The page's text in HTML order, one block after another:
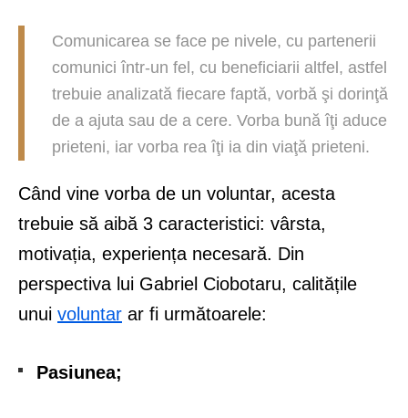
Comunicarea se face pe nivele, cu partenerii
comunici într-un fel, cu beneficiarii altfel, astfel
trebuie analizată fiecare faptă, vorbă şi dorinţă
de a ajuta sau de a cere. Vorba bună îţi aduce
prieteni, iar vorba rea îţi ia din viaţă prieteni.
Când vine vorba de un voluntar, acesta
trebuie să aibă 3 caracteristici: vârsta,
motivația, experiența necesară. Din
perspectiva lui Gabriel Ciobotaru, calitățile
unui voluntar ar fi următoarele:
Pasiunea;